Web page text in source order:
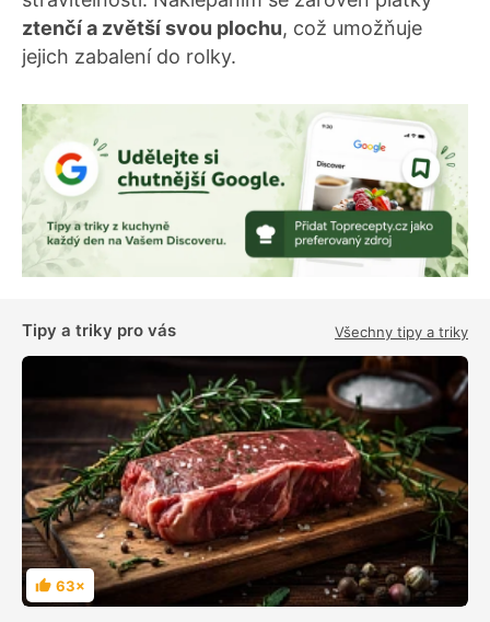
ztenčí a zvětší svou plochu, což umožňuje
jejich zabalení do rolky.
Tipy a triky pro vás Všechny tipy a triky
H
o
63×